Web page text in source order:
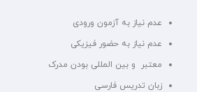
عدم نیاز به آزمون ورودی
عدم نیاز به حضور فیزیکی
معتبر و بین المللی بودن مدرک
زبان تدریس فارسی